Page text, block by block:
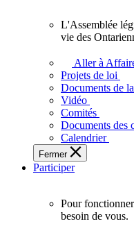
l'Ontario.
L'Assemblée
adopte
touchent
des
Ontariennes
et
L'Assemblée
vie des
Aller à
Projets de loi
Documents de
Vidéo
Comités
Documents des
Calendrier
Fermer
Participer
Pour
besoin de vous.